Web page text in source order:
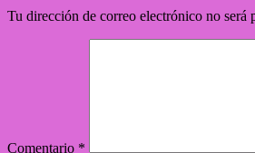
Tu dirección de correo electrónico no será
Comentario *